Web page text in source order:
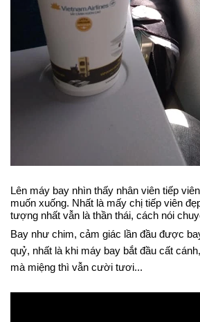
Lên máy bay nhìn thấy nhân viên tiếp
muốn xuống. Nhất là mấy chị tiếp viên
tượng nhất vẫn là thần thái, cách nói
Bay như chim, cảm giác lần đầu được
quỷ, nhất là khi máy bay bắt đầu cất
mà miệng thì vẫn cười tươi...